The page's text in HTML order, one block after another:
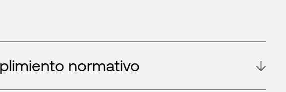
normativo